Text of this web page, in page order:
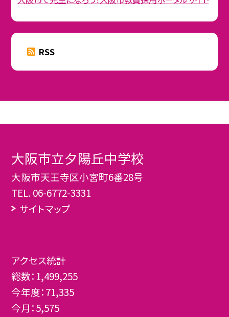
RSS
大阪市立夕陽丘中学校
大阪市天王寺区小宮町6番28号
TEL. 06-6772-3331
サイトマップ
アクセス統計
総数： 1,499,255
今年度：71,335
今月：5,575